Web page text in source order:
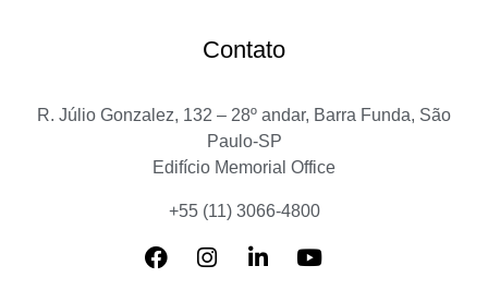
Contato
R. Júlio Gonzalez, 132 – 28º andar, Barra Funda, São
Paulo-SP
Edifício Memorial Office
+55 (11) 3066-4800